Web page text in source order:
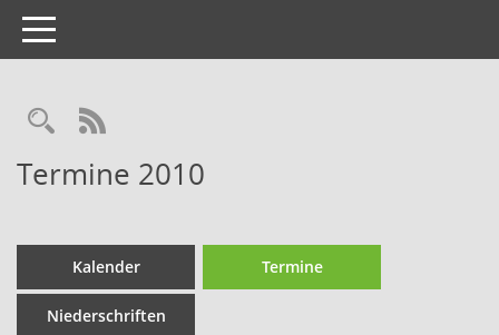
Toggle
navigation
Termine 2010
Kalender Termine
Niederschriften